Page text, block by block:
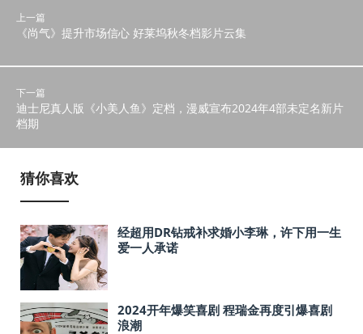
上一篇
《尚气》提升市场信心 好莱坞秋冬档影片云集
下一篇
迪士尼真人版《小美人鱼》定档，漫威宣布2024年4部未定名新片
档期
猜你喜欢
经超用DR钻戒补求婚小李琳，许下用一生
爱一人承诺
2024开年爆笑喜剧 程瑞金再度引爆喜剧
浪潮